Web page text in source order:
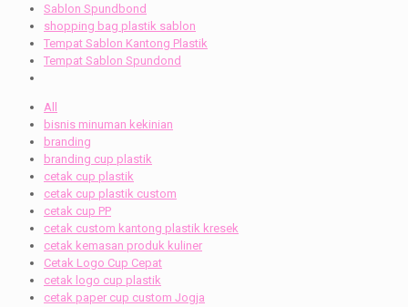
Sablon Spundbond
shopping bag plastik sablon
Tempat Sablon Kantong Plastik
Tempat Sablon Spundond
All
bisnis minuman kekinian
branding
branding cup plastik
cetak cup plastik
cetak cup plastik custom
cetak cup PP
cetak custom kantong plastik kresek
cetak kemasan produk kuliner
Cetak Logo Cup Cepat
cetak logo cup plastik
cetak paper cup custom Jogja